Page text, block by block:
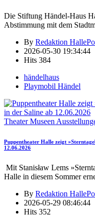
Die Stiftung Händel-Haus
Abstimmung mit dem
By Redaktion
2026-05-30 19:34:44
Hits 384
händelhaus
Playmobil Händel
Theater Museen
Puppentheater Halle zeigt
12.06.2026
Mit Stanisław Lems
Halle in diesem Sommer
By Redaktion
2026-05-29 08:46:44
Hits 352